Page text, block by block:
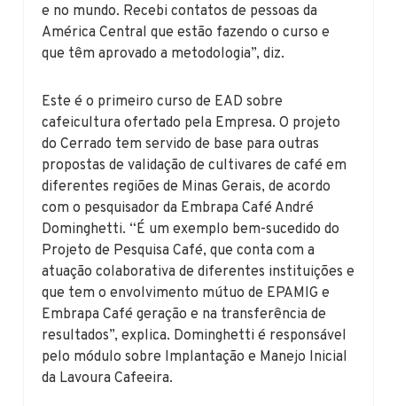
e no mundo. Recebi contatos de pessoas da
América Central que estão fazendo o curso e
que têm aprovado a metodologia”, diz.
Este é o primeiro curso de EAD sobre
cafeicultura ofertado pela Empresa. O projeto
do Cerrado tem servido de base para outras
propostas de validação de cultivares de café em
diferentes regiões de Minas Gerais, de acordo
com o pesquisador da Embrapa Café André
Dominghetti. “É um exemplo bem-sucedido do
Projeto de Pesquisa Café, que conta com a
atuação colaborativa de diferentes instituições e
que tem o envolvimento mútuo de EPAMIG e
Embrapa Café geração e na transferência de
resultados”, explica. Dominghetti é responsável
pelo módulo sobre Implantação e Manejo Inicial
da Lavoura Cafeeira.